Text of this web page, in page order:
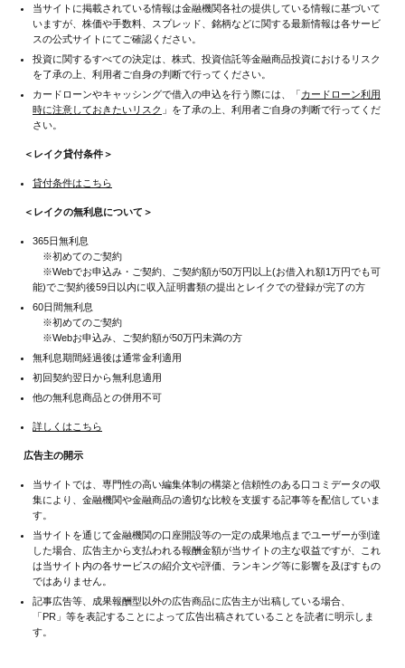
当サイトに掲載されている情報は金融機関各社の提供している情報に基づいて
いますが、株価や手数料、スプレッド、銘柄などに関する最新情報は各サービ
スの公式サイトにてご確認ください。
投資に関するすべての決定は、株式、投資信託等金融商品投資におけるリスク
を了承の上、利用者ご自身の判断で行ってください。
カードローンやキャッシングで借入の申込を行う際には、「カードローン利用
時に注意しておきたいリスク 」を了承の上、利用者ご自身の判断で行ってくだ
さい。
＜レイク貸付条件＞
貸付条件はこちら
＜レイクの無利息について＞
365日無利息
※初めてのご契約
※Webでお申込み・ご契約、ご契約額が50万円以上(お借入れ額1万円でも可
能)でご契約後59日以内に収入証明書類の提出とレイクでの登録が完了の方
60日間無利息
※初めてのご契約
※Webお申込み、ご契約額が50万円未満の方
無利息期間経過後は通常金利適用
初回契約翌日から無利息適用
他の無利息商品との併用不可
詳しくはこちら
広告主の開示
当サイトでは、専門性の高い編集体制の構築と信頼性のある口コミデータの収
集により、金融機関や金融商品の適切な比較を支援する記事等を配信していま
す。
当サイトを通じて金融機関の口座開設等の一定の成果地点までユーザーが到達
した場合、広告主から支払われる報酬金額が当サイトの主な収益ですが、これ
は当サイト内の各サービスの紹介文や評価、ランキング等に影響を及ぼすもの
ではありません。
記事広告等、成果報酬型以外の広告商品に広告主が出稿している場合、
「PR」等を表記することによって広告出稿されていることを読者に明示しま
す。